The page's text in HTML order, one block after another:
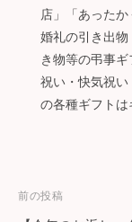
店」「あったか
婚礼の引き出物
き物等の弔事
祝い・快気祝
の各種ギフトは
投
前の投稿